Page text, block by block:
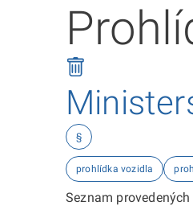
§
prohlídka vozidla
Seznam